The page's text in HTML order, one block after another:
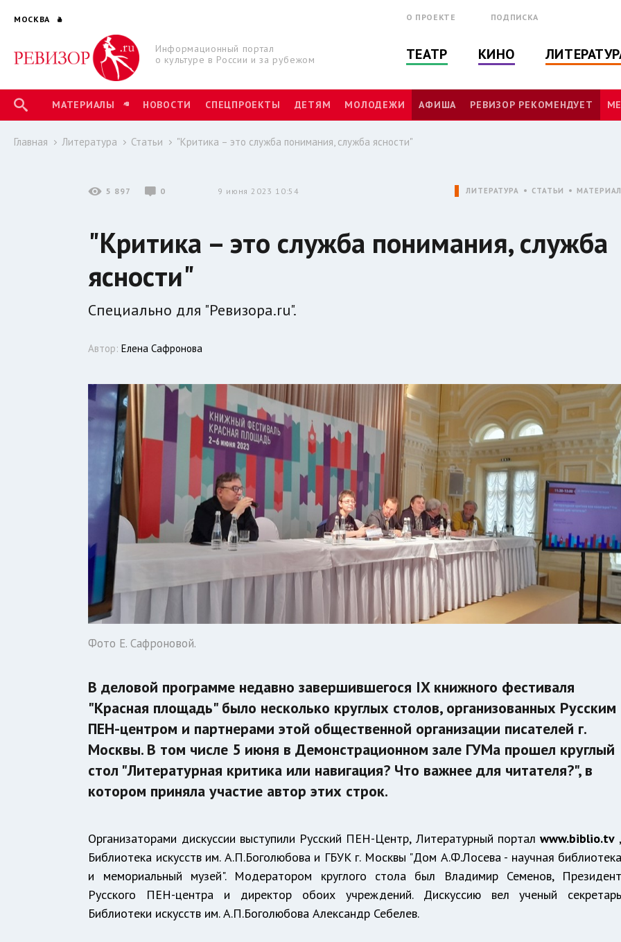
МОСКВА
Информационный портал
о культуре в России и за рубежом
О ПРОЕКТЕ ПОДПИСКА
ТЕАТР КИНО
МАТЕРИАЛЫ НОВОСТИ СПЕЦПРОЕКТЫ ДЕТЯМ МОЛОДЕЖИ АФИША РЕВИЗОР РЕКОМЕНДУЕТ
Главная Литература Статьи "Критика – это служба понимания, служба ясности"
5 897 0 9 июня 2023 10:54 ЛИТЕРАТУРА СТАТЬИ МАТЕРИАЛ
"Критика – это служба понимания, служба
ясности"
Специально для "Ревизора.ru".
Автор:Елена Сафронова
Фото Е. Сафроновой.
В деловой программе недавно завершившегося IX книжного фестиваля
"Красная площадь" было несколько круглых столов, организованных Русским
ПЕН-центром и партнерами этой общественной организации писателей г.
Москвы. В том числе 5 июня в Демонстрационном зале ГУМа прошел круглый
стол "Литературная критика или навигация? Что важнее для читателя?", в
котором приняла участие автор этих строк.
Организаторами дискуссии выступили Русский ПЕН-Центр, Литературный порталwww.biblio.tv ,
Библиотека искусств им. А.П.Боголюбова и ГБУК г. Москвы "Дом А.Ф.Лосева - научная библиотека
и мемориальный музей". Модератором круглого стола был Владимир Семенов, Президент
Русского ПЕН-центра и директор обоих учреждений. Дискуссию вел ученый секретарь
Библиотеки искусств им. А.П.Боголюбова Александр Себелев.